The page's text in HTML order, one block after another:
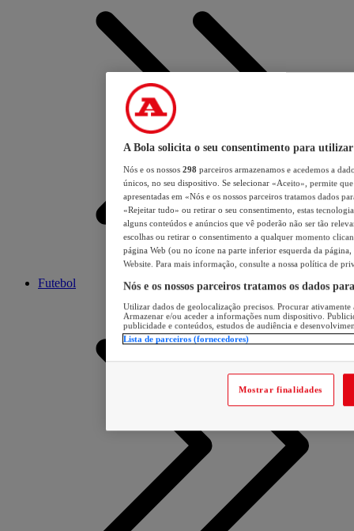
Futebol
A Bola solicita o seu consentimento para utilizar
Nós e os nossos 298 parceiros armazenamos e acedemos a
únicos, no seu dispositivo. Se selecionar «Aceito», permite
apresentadas em «Nós e os nossos parceiros tratamos dados
«Rejeitar tudo» ou retirar o seu consentimento, estas
alguns conteúdos e anúncios que vê poderão não ser tão
escolhas ou retirar o consentimento a qualquer momento
página Web (ou no ícone na parte inferior esquerda da página,
Website. Para mais informação, consulte a nossa política de
Nós e os nossos parceiros tratamos os dados
Utilizar dados de geolocalização precisos. Procurar
Armazenar e/ou aceder a informações num dispositivo.
publicidade e conteúdos, estudos de audiência e
Lista de parceiros (fornecedores)
Mostrar finalidades